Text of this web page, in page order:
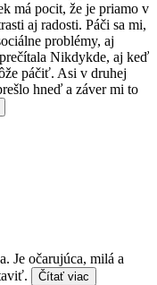
má pocit, že je priamo v
aj radosti. Páči sa mi,
problémy, aj
Nikdykde, aj keď
páčiť. Asi v druhej
hneď a záver mi to
Je očarujúca, milá a
Čítať viac